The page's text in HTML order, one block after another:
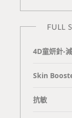
FULL
4D童妍針-
Skin
抗敏